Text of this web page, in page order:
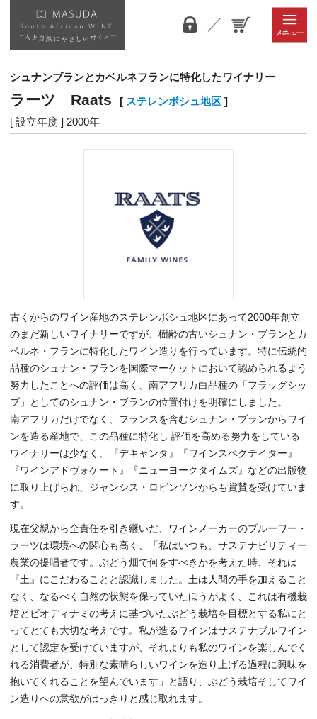
シュナンブランとカベルネフランに特化したワイナリー
ラーツ Raats [ ステレンボシュ地区 ]
[ 設立年度 ] 2000年
古くからのワイン産地のステレンボシュ地区にあって2000年創立
のまだ新しいワイナリーですが、樹齢の古いシュナン・ブランとカ
ベルネ・フランに特化したワイン造りを行っています。特に伝統的
品種のシュナン・ブランを国際マーケットにおいて認められるよう
努力したことへの評価は高く、南アフリカ白品種の「フラッグシッ
プ」としてのシュナン・ブランの位置付けを明確にしました。
南アフリカだけでなく、フランスを含むシュナン・ブランからワイ
ンを造る産地で、この品種に特化し 評価を高める努力をしている
ワイナリーは少なく、『デキャンタ』『ワインスペクテイター』
『ワインアドヴォケート』『ニューヨークタイムズ』などの出版物
に取り上げられ、ジャンシス・ロビンソンからも賞賛を受けていま
す。
現在父親から全責任を引き継いだ、ワインメーカーのブルーワー・
ラーツは環境への関心も高く、「私はいつも、サステナビリティー
農業の提唱者です。ぶどう畑で何をすべきかを考えた時、それは
『土』にこだわることと認識しました。土は人間の手を加えること
なく、なるべく自然の状態を保っていたほうがよく、これは有機栽
培とビオディナミの考えに基づいたぶどう栽培を目標とする私にと
ってとても大切な考えです。私が造るワインはサステナブルワイン
として認定を受けていますが、それよりも私のワインを楽しんでく
れる消費者が、特別な素晴らしいワインを造り上げる過程に興味を
抱いてくれることを望んでいます」と語り、ぶどう栽培そしてワイ
ン造りへの意欲がはっきりと感じ取れます。